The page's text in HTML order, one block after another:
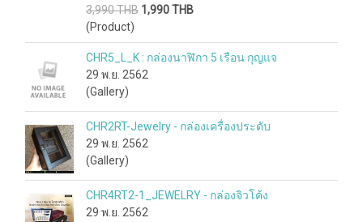
3,990 THB 1,990 THB
(Product)
CHR5_L_K : กล่องนาฬิกา 5 เรือน กุญแจ
29 พ.ย. 2562
(Gallery)
CHR2RT-Jewelry - กล่องเครื่องประดับ
29 พ.ย. 2562
(Gallery)
CHR4RT2-1_JEWELRY - กล่องจิวโค้ง
29 พ.ย. 2562